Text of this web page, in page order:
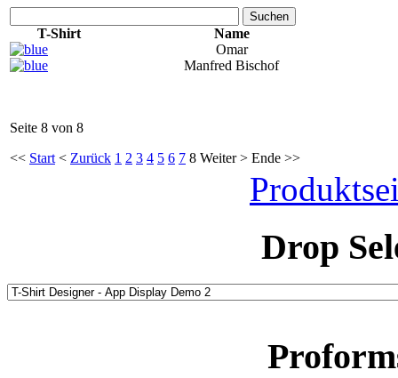
Suchen
T-Shirt
Name
Omar
Manfred Bischof
Seite 8 von 8
<< Start < Zurück 1 2 3 4 5 6 7 8 Weiter> Ende >>
Drop